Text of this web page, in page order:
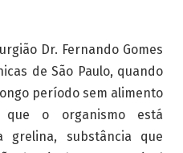
Dr. Fernando Gomes
de São Paulo, quando
período sem alimento
que o organismo está
grelina, substância que